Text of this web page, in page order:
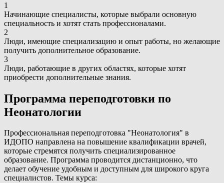
1
Начинающие специалисты, которые выбрали основную
специальность и хотят стать профессионалами.
2
Люди, имеющие специализацию и опыт работы, но желающие
получить дополнительное образование.
3
Люди, работающие в других областях, которые хотят
приобрести дополнительные знания.
Программа переподготовки по
Неонатологии
Профессиональная переподготовка "Неонатология" в
ИДОПО направлена на повышение квалификации врачей,
которые стремятся получить специализированное
образование. Программа проводится дистанционно, что
делает обучение удобным и доступным для широкого круга
специалистов. Темы курса: